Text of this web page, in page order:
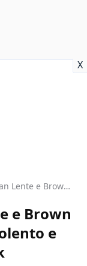
X
Marvel NOW!: Van Lente e Brown presentano il mondo violento e cartoonesco di Slapstick
e Brown
e